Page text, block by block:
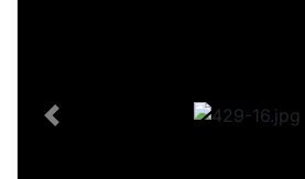
Previous